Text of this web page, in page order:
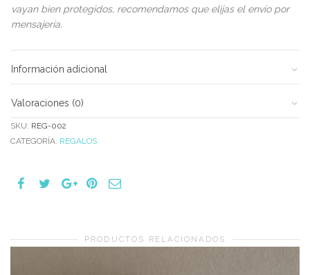
vayan bien protegidos, recomendamos que elijas el envío por
mensajería.
Información adicional
Valoraciones (0)
SKU: REG-002
CATEGORÍA: REGALOS
PRODUCTOS RELACIONADOS